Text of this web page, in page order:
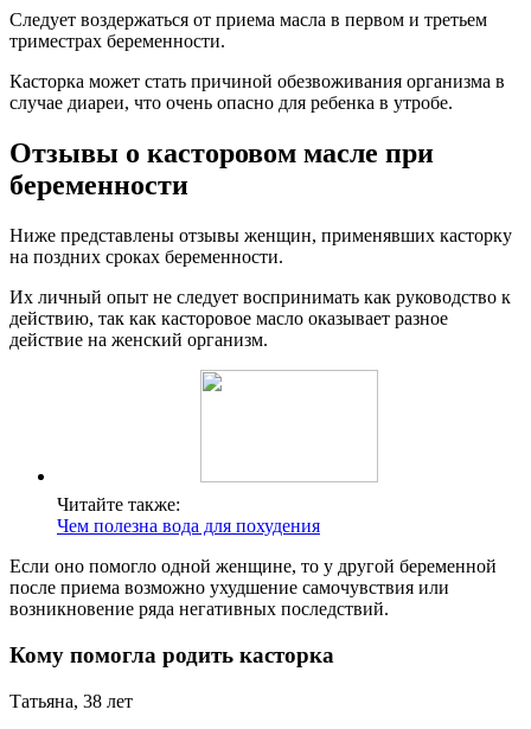
Следует воздержаться от приема масла в первом и третьем
триместрах беременности.
Касторка может стать причиной обезвоживания организма в
случае диареи, что очень опасно для ребенка в утробе.
Отзывы о касторовом масле при
беременности
Ниже представлены отзывы женщин, применявших касторку
на поздних сроках беременности.
Их личный опыт не следует воспринимать как руководство к
действию, так как касторовое масло оказывает разное
действие на женский организм.
Читайте также:
Чем полезна вода для похудения
Если оно помогло одной женщине, то у другой беременной
после приема возможно ухудшение самочувствия или
возникновение ряда негативных последствий.
Кому помогла родить касторка
Татьяна, 38 лет